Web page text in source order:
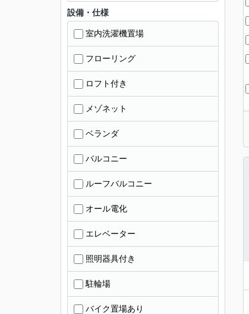
設備・仕様
室内洗濯機置場
フローリング
ロフト付き
メゾネット
ベランダ
バルコニー
ルーフバルコニー
オール電化
エレベーター
照明器具付き
駐輪場
バイク置場あり